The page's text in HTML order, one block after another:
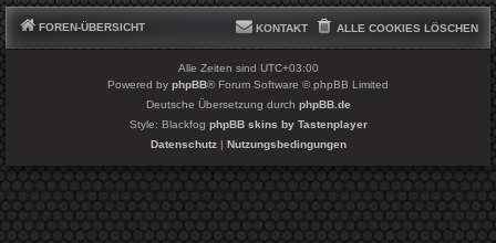
FOREN-ÜBERSICHT ALLE COOKIES LÖSCHEN
KONTAKT
Alle Zeiten sind UTC+03:00
Powered by phpBB® Forum Software © phpBB Limited
Deutsche Übersetzung durch phpBB.de
Style: Blackfog phpBB skins by Tastenplayer
Datenschutz| Nutzungsbedingungen